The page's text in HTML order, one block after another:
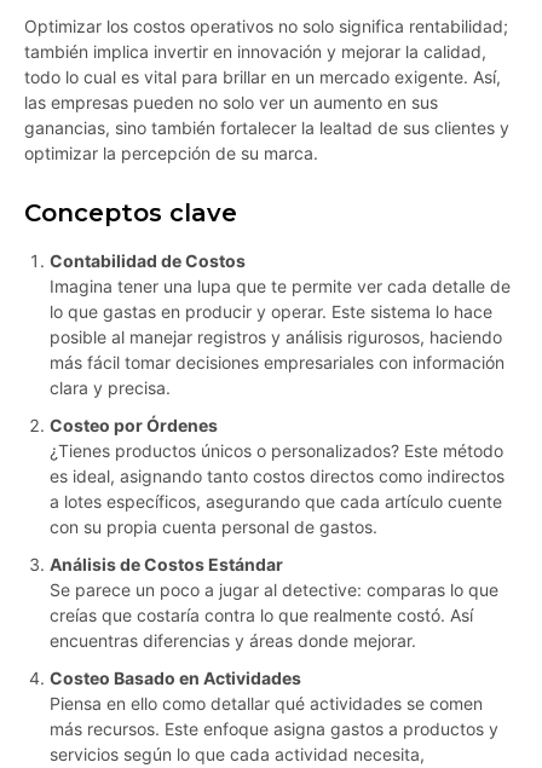
Optimizar los costos operativos no solo significa rentabilidad;
también implica invertir en innovación y mejorar la calidad,
todo lo cual es vital para brillar en un mercado exigente. Así,
las empresas pueden no solo ver un aumento en sus
ganancias, sino también fortalecer la lealtad de sus clientes y
optimizar la percepción de su marca.
Conceptos clave
Contabilidad de Costos
Imagina tener una lupa que te permite ver cada detalle de
lo que gastas en producir y operar. Este sistema lo hace
posible al manejar registros y análisis rigurosos, haciendo
más fácil tomar decisiones empresariales con información
clara y precisa.
Costeo por Órdenes
¿Tienes productos únicos o personalizados? Este método
es ideal, asignando tanto costos directos como indirectos
a lotes específicos, asegurando que cada artículo cuente
con su propia cuenta personal de gastos.
Análisis de Costos Estándar
Se parece un poco a jugar al detective: comparas lo que
creías que costaría contra lo que realmente costó. Así
encuentras diferencias y áreas donde mejorar.
Costeo Basado en Actividades
Piensa en ello como detallar qué actividades se comen
más recursos. Este enfoque asigna gastos a productos y
servicios según lo que cada actividad necesita,